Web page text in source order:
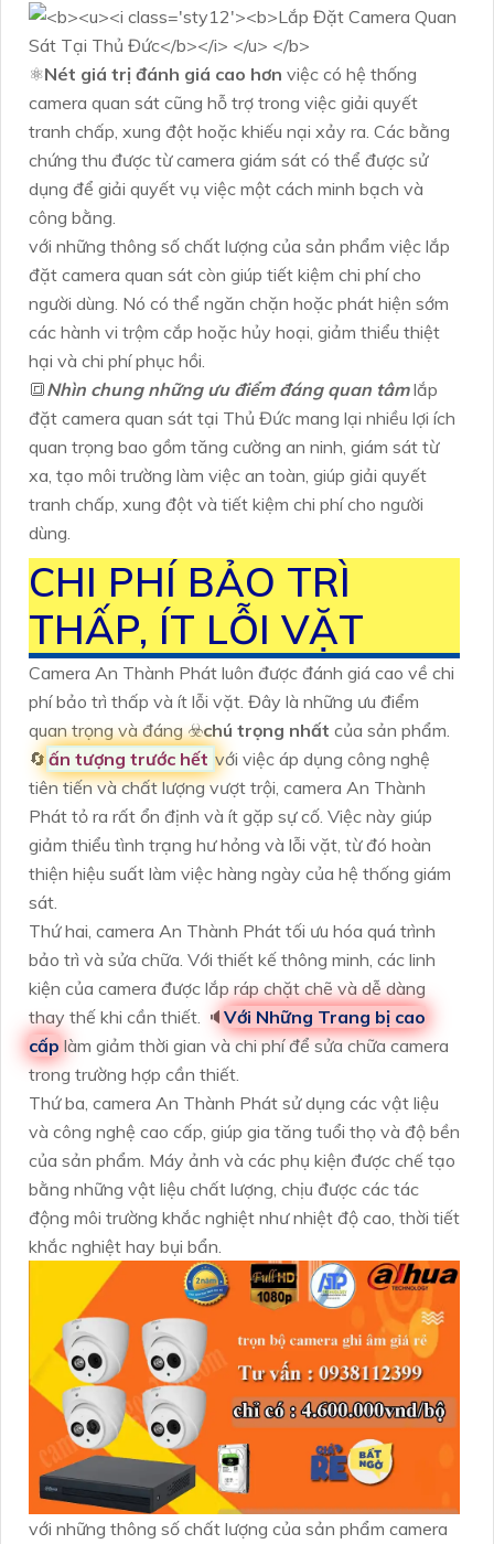
⚛️Nét giá trị đánh giá cao hơn việc có hệ thống
camera quan sát cũng hỗ trợ trong việc giải quyết
tranh chấp, xung đột hoặc khiếu nại xảy ra. Các bằng
chứng thu được từ camera giám sát có thể được sử
dụng để giải quyết vụ việc một cách minh bạch và
công bằng.
với những thông số chất lượng của sản phẩm việc lắp
đặt camera quan sát còn giúp tiết kiệm chi phí cho
người dùng. Nó có thể ngăn chặn hoặc phát hiện sớm
các hành vi trộm cắp hoặc hủy hoại, giảm thiểu thiệt
hại và chi phí phục hồi.
🔳Nhìn chung những ưu điểm đáng quan tâmlắp
đặt camera quan sát tại Thủ Đức mang lại nhiều lợi ích
quan trọng bao gồm tăng cường an ninh, giám sát từ
xa, tạo môi trường làm việc an toàn, giúp giải quyết
tranh chấp, xung đột và tiết kiệm chi phí cho người
dùng.
CHI PHÍ BẢO TRÌ
THẤP, ÍT LỖI VẶT
Camera An Thành Phát luôn được đánh giá cao về chi
phí bảo trì thấp và ít lỗi vặt. Đây là những ưu điểm
quan trọng và đáng ☣️chú trọng nhất của sản phẩm.
🔄 ấn tượng trước hết với việc áp dụng công nghệ
tiên tiến và chất lượng vượt trội, camera An Thành
Phát tỏ ra rất ổn định và ít gặp sự cố. Việc này giúp
giảm thiểu tình trạng hư hỏng và lỗi vặt, từ đó hoàn
thiện hiệu suất làm việc hàng ngày của hệ thống giám
sát.
Thứ hai, camera An Thành Phát tối ưu hóa quá trình
bảo trì và sửa chữa. Với thiết kế thông minh, các linh
kiện của camera được lắp ráp chặt chẽ và dễ dàng
thay thế khi cần thiết. 🔈 Với Những Trang bị cao
cấp làm giảm thời gian và chi phí để sửa chữa camera
trong trường hợp cần thiết.
Thứ ba, camera An Thành Phát sử dụng các vật liệu
và công nghệ cao cấp, giúp gia tăng tuổi thọ và độ bền
của sản phẩm. Máy ảnh và các phụ kiện được chế tạo
bằng những vật liệu chất lượng, chịu được các tác
động môi trường khắc nghiệt như nhiệt độ cao, thời tiết
khắc nghiệt hay bụi bẩn.
với những thông số chất lượng của sản phẩm camera